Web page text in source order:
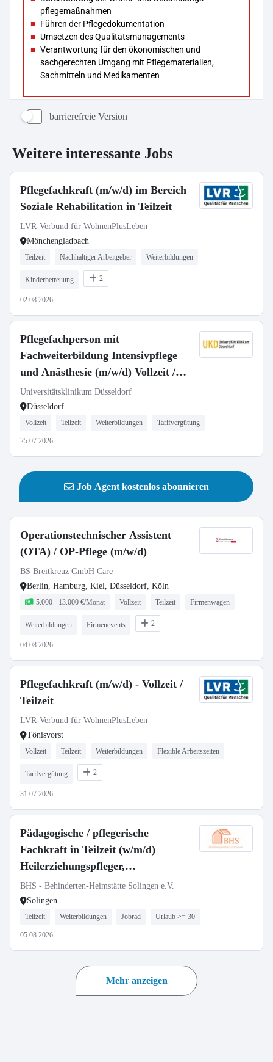
barrierefreie Version
Weitere interessante Jobs
Pflegefachkraft (m/w/d) im Bereich
Soziale Rehabilitation in Teilzeit
LVR-Verbund für WohnenPlusLeben
Mönchengladbach
Teilzeit Nachhaltiger Arbeitgeber Weiterbildungen
Kinderbetreuung 2
02.08.2026
Pflegefachperson mit
Fachweiterbildung Intensivpflege
und Anästhesie (m/w/d) Vollzeit /
Teilzeit
Universitätsklinikum Düsseldorf
Düsseldorf
Vollzeit Teilzeit Weiterbildungen Tarifvergütung
25.07.2026
Job Agent kostenlos abonnieren
Operationstechnischer Assistent
(OTA) / OP-Pflege (m/w/d)
BS Breitkreuz GmbH Care
Berlin, Hamburg, Kiel, Düsseldorf, Köln
5.000 - 13.000 €/Monat Vollzeit Teilzeit Firmenwagen
Weiterbildungen Firmenevents 2
04.08.2026
Pflegefachkraft (m/w/d) - Vollzeit /
Teilzeit
LVR-Verbund für WohnenPlusLeben
Tönisvorst
Vollzeit Teilzeit Weiterbildungen Flexible Arbeitszeiten
Tarifvergütung 2
31.07.2026
Pädagogische / pflegerische
Fachkraft in Teilzeit (w/m/d)
Heilerziehungspfleger,
Sozialarbeiter, Sozialpädagoge,
Erzieher, Gesundheits- und
Krankenpfleger, Altenpfleger
BHS - Behinderten-Heimstätte Solingen e.V.
Solingen
Teilzeit Weiterbildungen Jobrad Urlaub >= 30
05.08.2026
Mehr anzeigen